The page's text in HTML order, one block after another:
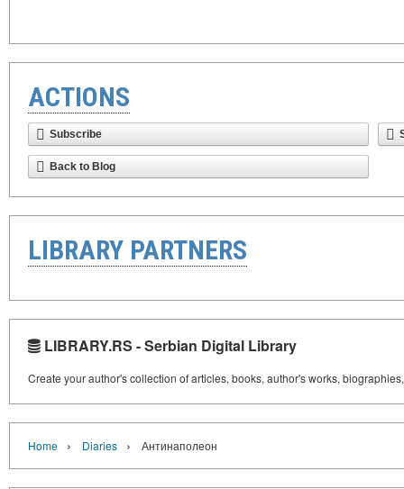
ACTIONS
Subscribe
Back to Blog
LIBRARY PARTNERS
LIBRARY.RS - Serbian Digital Library
Create your author's collection of articles, books, author's works,
Home › Diaries › Антинаполеон